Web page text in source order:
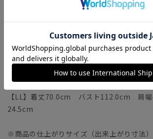
【S】着丈64.0cm バスト100.0cm 肩幅
【M】着丈66.0cm バスト104.0cm 肩
22.5cm
【L】着丈68.0cm バスト108.0cm 肩幅
23.5cm
【LL】着丈70.0cm バスト112.0cm 肩
24.5cm
※商品の仕上がりサイズ（出来上がり寸法